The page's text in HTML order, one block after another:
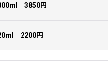
3850円
2200円